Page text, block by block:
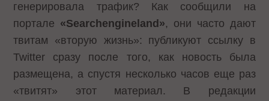
генерировала трафик? Как сообщили на
портале «Searchengineland», они часто дают
твитам «вторую жизнь»: публикуют ссылку в
Twitter сразу после того, как новость была
размещена, а спустя несколько часов еще раз
«твитят» этот материал. В редакции